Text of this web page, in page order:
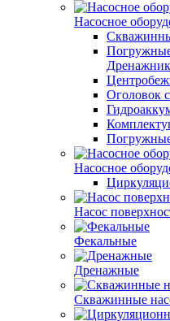
Насосное
Дренажник
Оголовок
Насосное
Насос
Фекальные
Дренажные
Скважинные